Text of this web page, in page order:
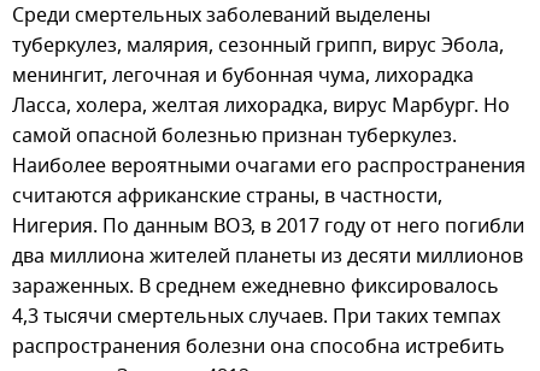
Среди смертельных заболеваний выделены
туберкулез, малярия, сезонный грипп, вирус Эбола,
менингит, легочная и бубонная чума, лихорадка
Ласса, холера, желтая лихорадка, вирус Марбург. Но
самой опасной болезнью признан туберкулез.
Наиболее вероятными очагами его распространения
считаются африканские страны, в частности,
Нигерия. По данным ВОЗ, в 2017 году от него погибли
два миллиона жителей планеты из десяти миллионов
зараженных. В среднем ежедневно фиксировалось
4,3 тысячи смертельных случаев. При таких темпах
распространения болезни она способна истребить